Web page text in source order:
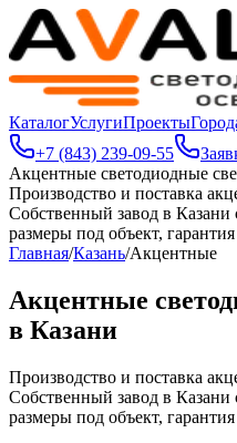
КаталогУслугиПроекты
+7 (843) 239-09-55
Акцентные светодиодные
Производство и поставка
Собственный завод в Казани
размеры под объект,
Главная/Казань/Акцентные
Акцентные
в Казани
Производство и поставка
Собственный завод в Казани
размеры под объект,